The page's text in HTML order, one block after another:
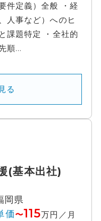
件定義）全般 ・経
人事など）へのヒ
課題特定 ・全社的
順...
る
(基本出社)
岡県
価〜115万円／月